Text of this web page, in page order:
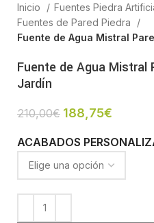
Inicio
Fuentes Piedra
Fuentes de Pared Piedra
Fuente de Agua Mistral
Fuente de Agua Mistral
Jardín
210,00€ 188,75€
ACABADOS